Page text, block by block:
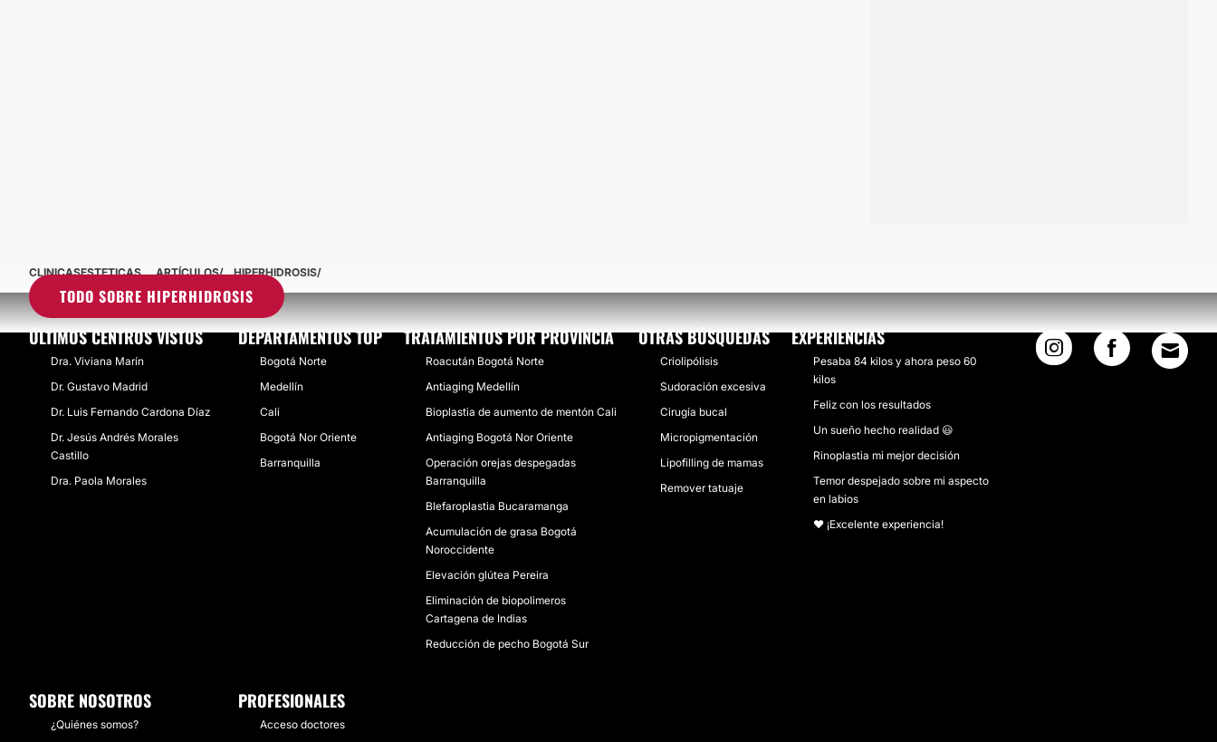
TODO SOBRE HIPERHIDROSIS
CLINICASESTETICAS ARTÍCULOS HIPERHIDROSIS
ÚLTIMOS CENTROS VISTOS
Dra. Viviana Marín
Dr. Gustavo Madrid
Dr. Luis Fernando Cardona Díaz
Dr. Jesús Andrés Morales
Castillo
Dra. Paola Morales
DEPARTAMENTOS TOP
Bogotá Norte
Medellín
Cali
Bogotá Nor Oriente
Barranquilla
TRATAMIENTOS POR PROVINCIA
Roacután Bogotá Norte
Antiaging Medellín
Bioplastia de aumento de mentón Cali
Antiaging Bogotá Nor Oriente
Operación orejas despegadas
Barranquilla
Blefaroplastia Bucaramanga
Acumulación de grasa Bogotá
Noroccidente
Elevación glútea Pereira
Eliminación de biopolimeros
Cartagena de Indias
Reducción de pecho Bogotá Sur
OTRAS BÚSQUEDAS
Criolipólisis
Sudoración excesiva
Cirugía bucal
Micropigmentación
Lipofilling de mamas
Remover tatuaje
EXPERIENCIAS
Pesaba 84 kilos y ahora peso 60
kilos
Feliz con los resultados
Un sueño hecho realidad 😃
Rinoplastia mi mejor decisión
Temor despejado sobre mi aspecto
en labios
❤️ ¡Excelente experiencia!
SOBRE NOSOTROS
¿Quiénes somos?
PROFESIONALES
Acceso doctores